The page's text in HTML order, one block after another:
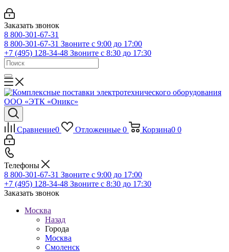
Заказать звонок
8 800-301-67-31
8 800-301-67-31 Звоните с 9:00 до 17:00
+7 (495) 128-34-48 Звоните с 8:30 до 17:30
Сравнение0 Отложенные 0 Корзина0 0
Телефоны
8 800-301-67-31 Звоните с 9:00 до 17:00
+7 (495) 128-34-48 Звоните с 8:30 до 17:30
Заказать звонок
Москва
Назад
Города
Москва
Смоленск